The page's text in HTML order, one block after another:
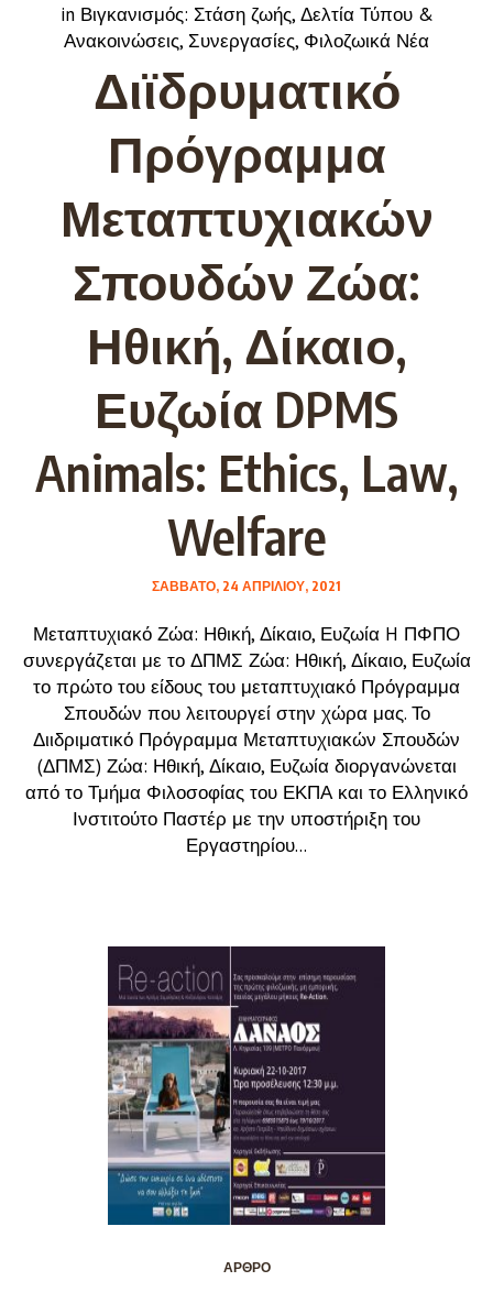
in Βιγκανισμός: Στάση ζωής, Δελτία Τύπου &
Ανακοινώσεις, Συνεργασίες, Φιλοζωικά Νέα
Διϊδρυματικό
Πρόγραμμα
Μεταπτυχιακών
Σπουδών Ζώα:
Ηθική, Δίκαιο,
Ευζωία DPMS
Animals: Ethics, Law,
Welfare
ΣΆΒΒΑΤΟ, 24 ΑΠΡΙΛΊΟΥ, 2021
Μεταπτυχιακό Ζώα: Ηθική, Δίκαιο, Ευζωία H ΠΦΠΟ
συνεργάζεται με το ΔΠΜΣ Ζώα: Ηθική, Δίκαιο, Ευζωία
το πρώτο του είδους του μεταπτυχιακό Πρόγραμμα
Σπουδών που λειτουργεί στην χώρα μας. Το
Διιδριματικό Πρόγραμμα Μεταπτυχιακών Σπουδών
(ΔΠΜΣ) Ζώα: Ηθική, Δίκαιο, Ευζωία διοργανώνεται
από το Τμήμα Φιλοσοφίας του ΕΚΠΑ και το Ελληνικό
Ινστιτούτο Παστέρ με την υποστήριξη του
Εργαστηρίου...
ΆΡΘΡΟ